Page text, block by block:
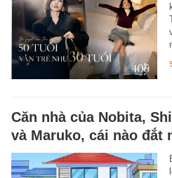
Căn nhà của Nobita,
và Maruko, cái nào đắt